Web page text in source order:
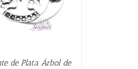
de Plata Árbol de